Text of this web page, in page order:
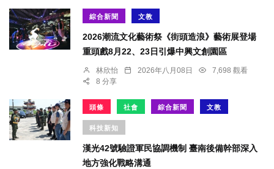
綜合新聞 文教
2026潮流文化藝術祭《街頭造浪》藝術展登場
重頭戲8月22、23日引爆中興文創園區
林欣怡 2026年八月08日
7,698 觀看
8 分享
頭條 社會 綜合新聞 文教
科技新知
漢光42號驗證軍民協調機制 臺南後備幹部深入
地方強化戰略溝通